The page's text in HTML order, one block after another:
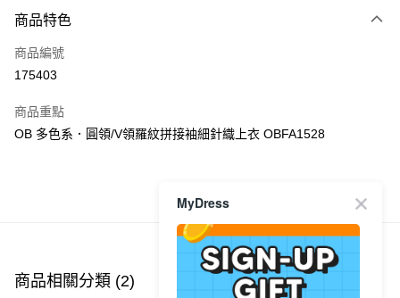
信用卡
Apple Pay
PayMe
每筆HK$40.00，滿HK$350.00或以上免運費
付款後順豐站及營業點
商品特色
商品編號
175403
商品重點
OB 多色系．圓領/V領羅紋拼接袖細針織上衣 OBFA1528
商品推薦
商品相關分類 (2)
MyDress